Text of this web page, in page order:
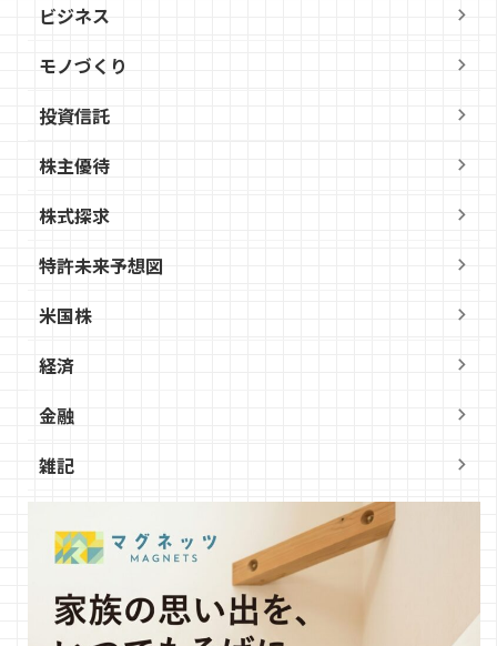
ビジネス
モノづくり
投資信託
株主優待
株式探求
特許未来予想図
米国株
経済
金融
雑記